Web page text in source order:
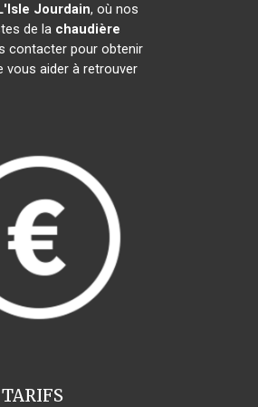
Jourdain, où nos
de la chaudière
contacter pour obtenir
vous aider à retrouver
TARIFS